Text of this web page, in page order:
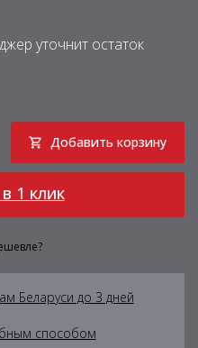
уточнит остаток
Добавить корзину
1 клик
Беларуси до 3 дней
способом